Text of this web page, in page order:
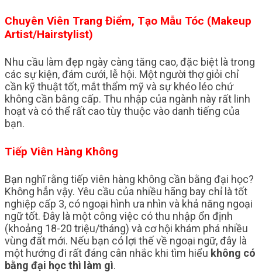
Chuyên Viên Trang Điểm, Tạo Mẫu Tóc (Makeup
Artist/Hairstylist)
Nhu cầu làm đẹp ngày càng tăng cao, đặc biệt là trong
các sự kiện, đám cưới, lễ hội. Một người thợ giỏi chỉ
cần kỹ thuật tốt, mắt thẩm mỹ và sự khéo léo chứ
không cần bằng cấp. Thu nhập của ngành này rất linh
hoạt và có thể rất cao tùy thuộc vào danh tiếng của
bạn.
Tiếp Viên Hàng Không
Bạn nghĩ rằng tiếp viên hàng không cần bằng đại học?
Không hẳn vậy. Yêu cầu của nhiều hãng bay chỉ là tốt
nghiệp cấp 3, có ngoại hình ưa nhìn và khả năng ngoại
ngữ tốt. Đây là một công việc có thu nhập ổn định
(khoảng 18-20 triệu/tháng) và cơ hội khám phá nhiều
vùng đất mới. Nếu bạn có lợi thế về ngoại ngữ, đây là
một hướng đi rất đáng cân nhắc khi tìm hiểu không có
bằng đại học thì làm gì.